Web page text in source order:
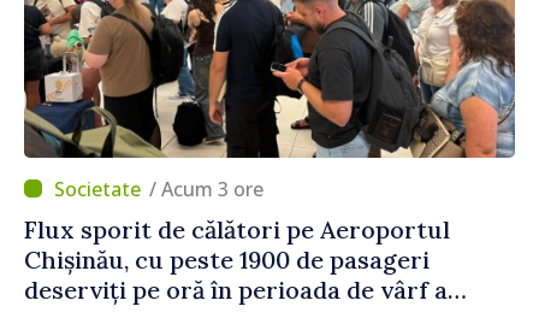
/ Acum 3 ore
Flux sporit de călători pe Aeroportul
Chișinău, cu peste 1900 de pasageri
deserviți pe oră în perioada de vârf a